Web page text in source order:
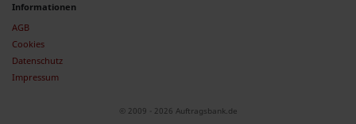
Informationen
AGB
Cookies
Datenschutz
Impressum
© 2009 - 2026 Auftragsbank.de